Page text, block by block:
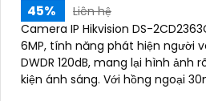
45%
Liên hệ
Camera IP Hikvision DS-
6MP, tính năng phát hiện người
DWDR 120dB, mang lại hình ảnh
kiện ánh sáng. Với hồng ngoại 30m và khả năng nhận